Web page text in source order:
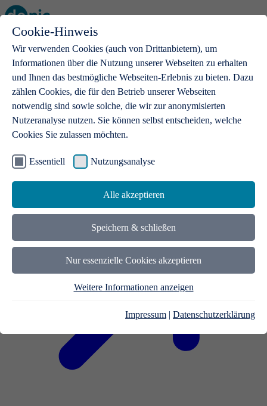
Cookie-Hinweis
Wir verwenden Cookies (auch von Drittanbietern), um
Informationen über die Nutzung unserer Webseiten zu erhalten
und Ihnen das bestmögliche Webseiten-Erlebnis zu bieten. Dazu
zählen Cookies, die für den Betrieb unserer Webseiten
notwendig sind sowie solche, die wir zur anonymisierten
Nutzeranalyse nutzen. Sie können selbst entscheiden, welche
Cookies Sie zulassen möchten.
Essentiell Nutzungsanalyse
Alle akzeptieren
Speichern & schließen
Nur essenzielle Cookies akzeptieren
Weitere Informationen anzeigen
Impressum | Datenschutzerklärung
Open main menu
.de-Domains
Mit einer .de-Domain erhalten Ideen eine Bühne